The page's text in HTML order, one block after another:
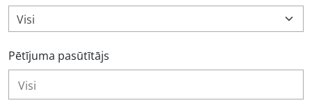
Visi
Pētījuma pasūtītājs